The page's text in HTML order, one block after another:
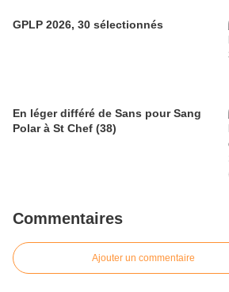
GPLP 2026, 30 sélectionnés
En léger différé de Sans pour Sang
Polar à St Chef (38)
Commentaires
Ajouter un commentaire